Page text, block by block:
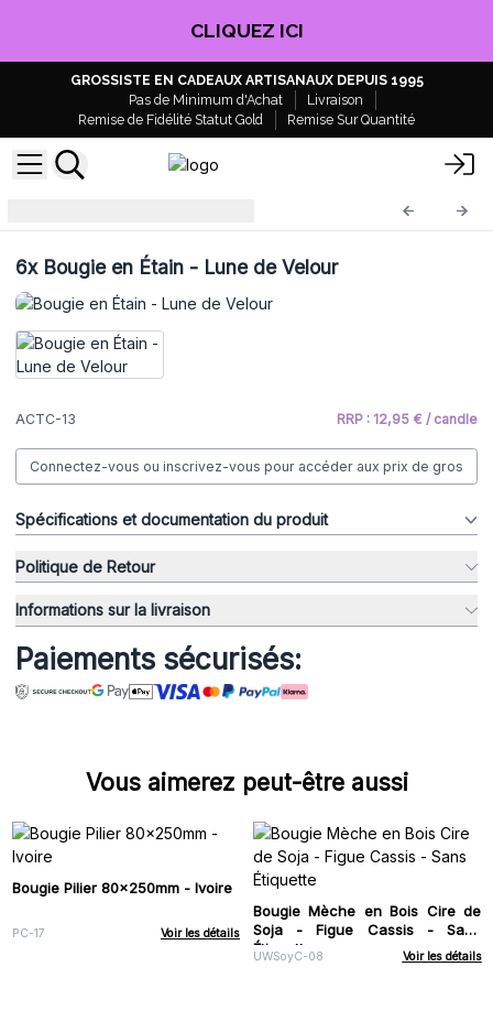
CLIQUEZ ICI
GROSSISTE EN CADEAUX ARTISANAUX DEPUIS 1995
Pas de Minimum d'Achat
Livraison
Remise de Fidélité Statut Gold
Remise Sur Quantité
6xBougie en Étain - Lune de Velour
ACTC-13 RRP : 12,95 € / candle
Connectez-vous ou inscrivez-vous pour accéder aux prix de gros
Spécifications et documentation du produit
Politique de Retour
Informations sur la livraison
Paiements sécurisés:
Vous aimerez peut-être aussi
Bougie Pilier 80x250mm - Ivoire
PC-17 Voir les détails
Bougie Mèche en Bois Cire de
Soja - Figue Cassis - Sans
Étiquette
UWSoyC-08 Voir les détails